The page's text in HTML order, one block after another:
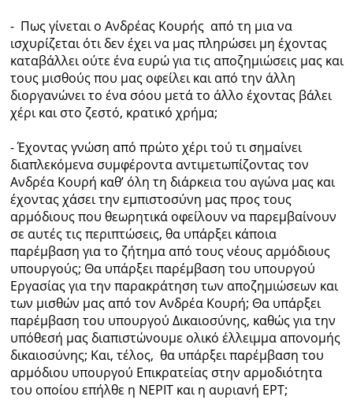
- Πως γίνεται ο Ανδρέας Κουρής από τη μια να
ισχυρίζεται ότι δεν έχει να μας πληρώσει μη έχοντας
καταβάλλει ούτε ένα ευρώ για τις αποζημιώσεις μας και
τους μισθούς που μας οφείλει και από την άλλη
διοργανώνει το ένα σόου μετά το άλλο έχοντας βάλει
χέρι και στο ζεστό, κρατικό χρήμα;
- Έχοντας γνώση από πρώτο χέρι τού τι σημαίνει
διαπλεκόμενα συμφέροντα αντιμετωπίζοντας τον
Ανδρέα Κουρή καθ’ όλη τη διάρκεια του αγώνα μας και
έχοντας χάσει την εμπιστοσύνη μας προς τους
αρμόδιους που θεωρητικά οφείλουν να παρεμβαίνουν
σε αυτές τις περιπτώσεις, θα υπάρξει κάποια
παρέμβαση για το ζήτημα από τους νέους αρμόδιους
υπουργούς; Θα υπάρξει παρέμβαση του υπουργού
Εργασίας για την παρακράτηση των αποζημιώσεων και
των μισθών μας από τον Ανδρέα Κουρή; Θα υπάρξει
παρέμβαση του υπουργού Δικαιοσύνης, καθώς για την
υπόθεσή μας διαπιστώνουμε ολικό έλλειμμα απονομής
δικαιοσύνης; Και, τέλος, θα υπάρξει παρέμβαση του
αρμόδιου υπουργού Επικρατείας στην αρμοδιότητα
του οποίου επήλθε η ΝΕΡΙΤ και η αυριανή ΕΡΤ;